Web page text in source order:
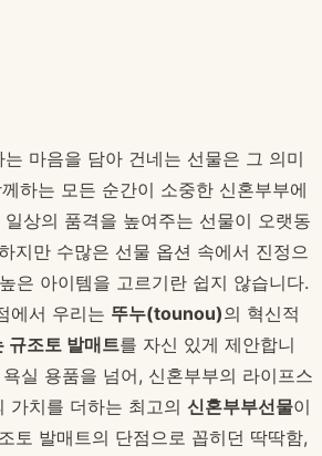
마음을 담아 건네는 선물은 그 의미
하는 모든 순간이 소중한 신혼부부에
상의 품격을 높여주는 선물이 오랫동
지만 수많은 선물 옵션 속에서 진정으
은 아이템을 고르기란 쉽지 않습니다.
에서 우리는 뚜누(tounou)의 혁신적
규조토 발매트를 자신 있게 제안합니
실 용품을 넘어, 신혼부부의 라이프스
가치를 더하는 최고의 신혼부부선물이
토 발매트의 단점으로 꼽히던 딱딱함,